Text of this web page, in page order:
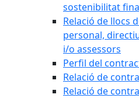
sostenibilitat
Relació de llocs
personal,
i/o assessors
Perfil del
Relació de
Relació de